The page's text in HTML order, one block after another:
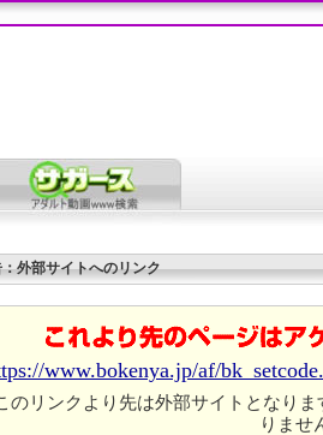
外部サイトへのリンク
www.bokenya.jp/af/
のリンクより先は外部サイトとなり
りませ